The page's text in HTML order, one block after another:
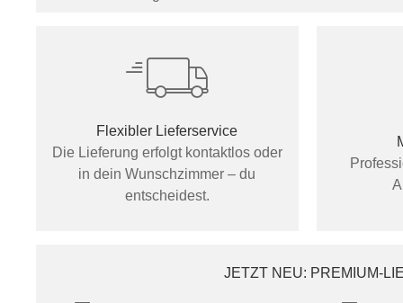
Flexibler Lieferservice
Die Lieferung erfolgt kontaktlos oder
in dein Wunschzimmer – du
entscheidest.
JETZT NEU: PREMIUM-